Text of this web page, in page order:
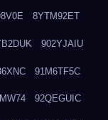
8YTM92ET
902YJAIU
91M6TF5C
92QEGUIC